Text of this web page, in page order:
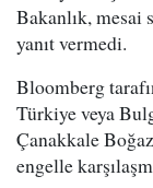
Bakanlık, mesai
yanıt vermedi.
Bloomberg
Türkiye veya
Çanakkale
engelle